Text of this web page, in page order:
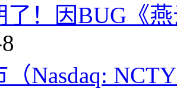
了！因BUG《
（Nasdaq: